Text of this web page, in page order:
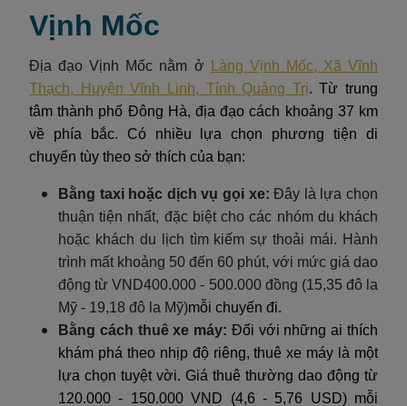
Vịnh Mốc
Địa đạo Vịnh Mốc nằm ở
Làng Vịnh Mốc, Xã Vĩnh
Thạch, Huyện Vĩnh Linh, Tỉnh Quảng Trị. Từ trung
tâm thành phố Đông Hà, địa đạo cách khoảng 37 km
về phía bắc. Có nhiều lựa chọn phương tiện di
chuyển tùy theo sở thích của bạn:
Bằng taxi hoặc dịch vụ gọi xe:Đây là lựa chọn
thuận tiện nhất, đặc biệt cho các nhóm du khách
hoặc khách du lịch tìm kiếm sự thoải mái. Hành
trình mất khoảng 50 đến 60 phút, với mức giá dao
động từ VND400.000 - 500.000 đồng (15,35 đô la
Mỹ - 19,18 đô la Mỹ)mỗi chuyến đi.
Bằng cách thuê xe máy: Đối với những ai thích
khám phá theo nhịp độ riêng, thuê xe máy là một
lựa chọn tuyệt vời. Giá thuê thường dao động từ
120.000 - 150.000 VND (4,6 - 5,76 USD) mỗi